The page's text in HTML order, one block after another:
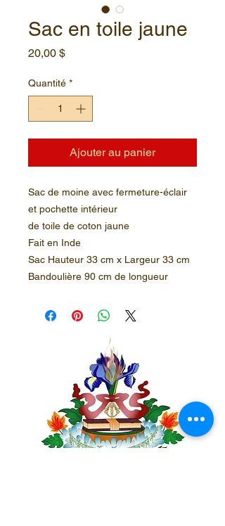
Sac en toile jaune
20,00 $Prix
Quantité *
Ajouter au panier
Sac de moine avec fermeture-éclair
et pochette intérieur
de toile de coton jaune
Fait en Inde
Sac Hauteur 33 cm x Largeur 33 cm
Bandoulière 90 cm de longueur